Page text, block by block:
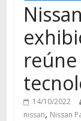
14/10/2022
nissan, Nissan